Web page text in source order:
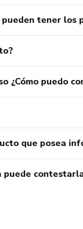
tener los
¿Cómo puedo
que posea
puede